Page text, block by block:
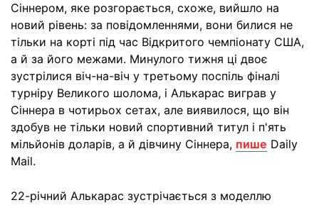
Сіннером, яке розгорається, схоже, вийшло на
новий рівень: за повідомленнями, вони билися не
тільки на корті під час Відкритого чемпіонату США,
а й за його межами. Минулого тижня ці двоє
зустрілися віч-на-віч у третьому поспіль фіналі
турніру Великого шолома, і Алькарас виграв у
Сіннера в чотирьох сетах, але виявилося, що він
здобув не тільки новий спортивний титул і п'ять
мільйонів доларів, а й дівчину Сіннера, пише Daily
Mail.
22-річний Алькарас зустрічається з моделлю